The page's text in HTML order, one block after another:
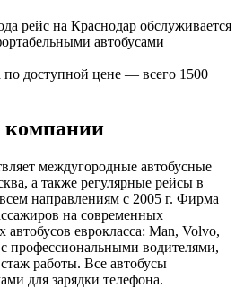
рейс на Краснодар обслуживается
автобусами
по доступной цене — всего 1500
междугородные автобусные
а также регулярные рейсы в
направлениям с 2005 г. Фирма
на современных
еврокласса: Man, Volvo,
профессиональными водителями,
работы. Все автобусы
для зарядки телефона.